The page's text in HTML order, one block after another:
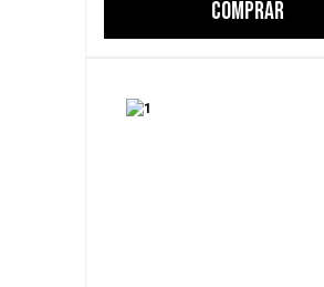
COMPRAR